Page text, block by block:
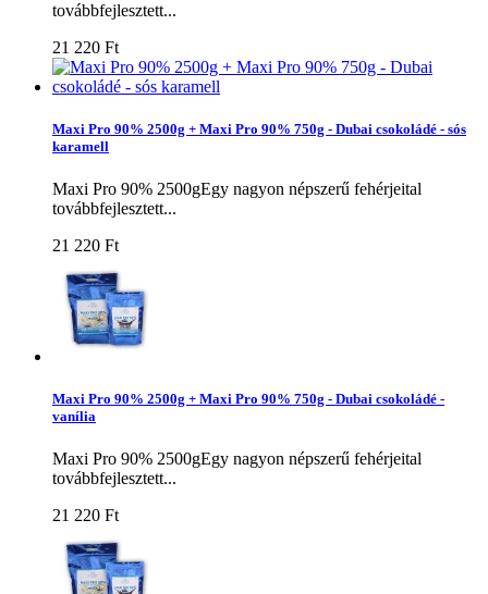
továbbfejlesztett...
21 220 Ft‎
Maxi Pro 90% 2500g + Maxi Pro 90% 750g - Dubai csokoládé - sós
karamell
Maxi Pro 90% 2500gEgy nagyon népszerű fehérjeital
továbbfejlesztett...
21 220 Ft‎
Maxi Pro 90% 2500g + Maxi Pro 90% 750g - Dubai csokoládé -
vanília
Maxi Pro 90% 2500gEgy nagyon népszerű fehérjeital
továbbfejlesztett...
21 220 Ft‎